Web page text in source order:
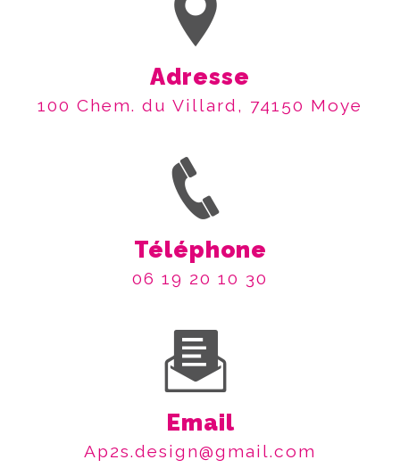
Adresse
100 Chem. du Villard, 74150 Moye
Téléphone
06 19 20 10 30
Email
ap2s.design@gmail.com